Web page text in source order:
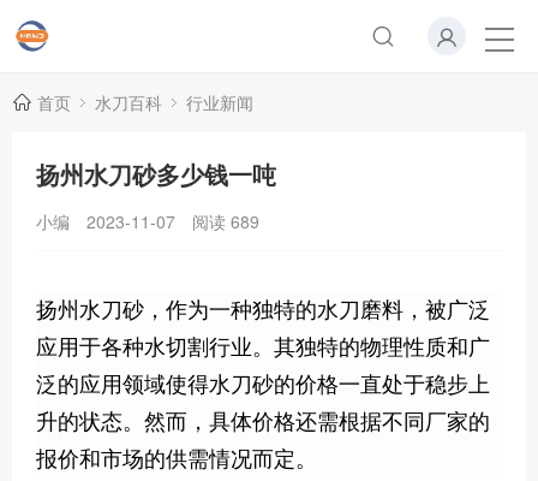
首页 水刀百科 行业新闻
扬州水刀砂多少钱一吨
小编 2023-11-07 阅读 689
扬州水刀砂，作为一种独特的水刀磨料，被广泛
应用于各种水切割行业。其独特的物理性质和广
泛的应用领域使得水刀砂的价格一直处于稳步上
升的状态。然而，具体价格还需根据不同厂家的
报价和市场的供需情况而定。